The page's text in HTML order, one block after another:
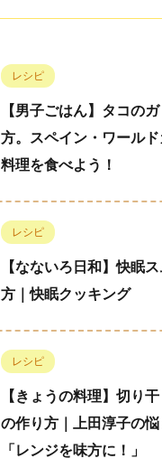
レシピ
【男子ごはん】タコの
方。スペイン・ワール
料理を食べよう！
レシピ
【なないろ日和】快眠
方｜快眠クッキング
レシピ
【きょうの料理】切り
の作り方｜上田淳子の
「レンジを味方に！」